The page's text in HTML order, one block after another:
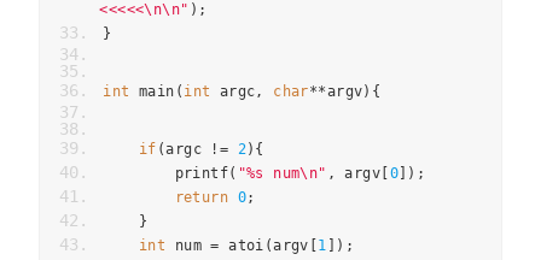
<<<<<\n\n" );
}
int main ( int argc, char**argv){
if (argc != 2){
        printf
( "%s num\n" , argv 0]);
return 0;
}
int num = atoi (argv 1 ]);